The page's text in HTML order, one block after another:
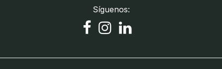
Síguenos: